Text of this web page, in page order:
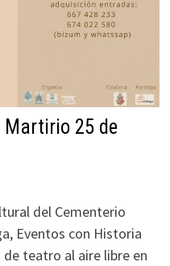
Martirio 25 de
del Cementerio
Eventos con Historia
teatro al aire libre en